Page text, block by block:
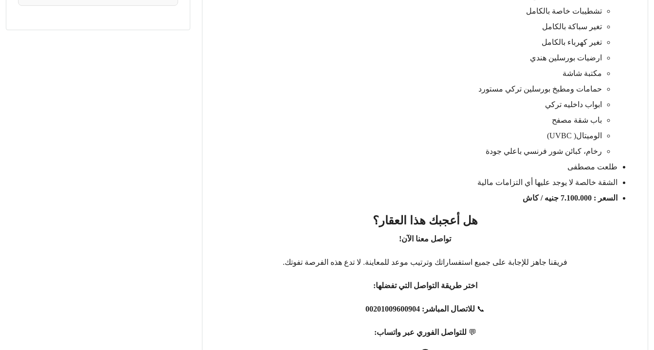
تشطيبات خاصة بالكامل
تغير سباكة بالكامل
تغير كهرباء بالكامل
ارضيات بورسلين هندي
⁠مكتبة شاشة
⁠حمامات ومطبخ بورسلين تركي مستورد
ابواب داخليه تركي
باب شقة مصفح
الوميتال( UVBC)
رخام، كبائن شور فرنسي باعلي جودة
طلعت مصطفى
الشقة خالصة لا يوجد عليها أي التزامات مالية
السعر : 7.100.000 جنيه / كاش
هل أعجبك هذا العقار؟
تواصل معنا الآن!
فريقنا جاهز للإجابة على جميع استفساراتك وترتيب موعد للمعاينة. لا تدع هذه الفرصة تفوتك.
اختر طريقة التواصل التي تفضلها:
📞 للاتصال المباشر: 00201009600904
💬 للتواصل الفوري عبر واتساب: